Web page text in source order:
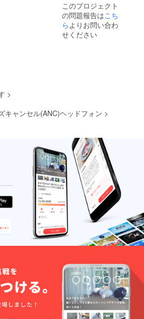
このプロジェクト
の問題報告はこち
らよりお問い合わ
せください
>
キャンセル(ANC)ヘッドフォン >